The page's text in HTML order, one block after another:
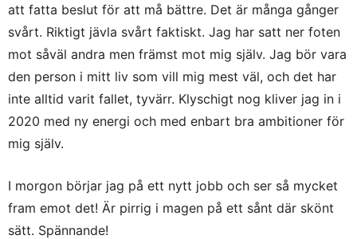
att fatta beslut för att må bättre. Det är många gånger
svårt. Riktigt jävla svårt faktiskt. Jag har satt ner foten
mot såväl andra men främst mot mig själv. Jag bör vara
den person i mitt liv som vill mig mest väl, och det har
inte alltid varit fallet, tyvärr. Klyschigt nog kliver jag in i
2020 med ny energi och med enbart bra ambitioner för
mig själv.
I morgon börjar jag på ett nytt jobb och ser så mycket
fram emot det! Är pirrig i magen på ett sånt där skönt
sätt. Spännande!